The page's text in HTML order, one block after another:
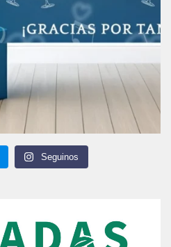
Seguinos